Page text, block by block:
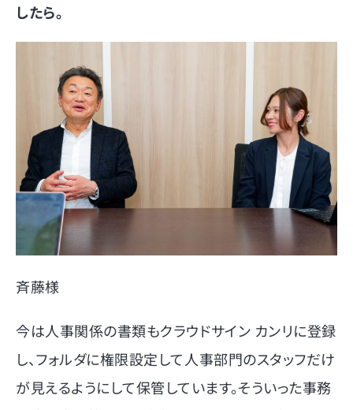
したら。
斉藤様
今は人事関係の書類もクラウドサイン カンリに登録
し、フォルダに権限設定して人事部門のスタッフだけ
が見えるようにして保管しています。そういった事務